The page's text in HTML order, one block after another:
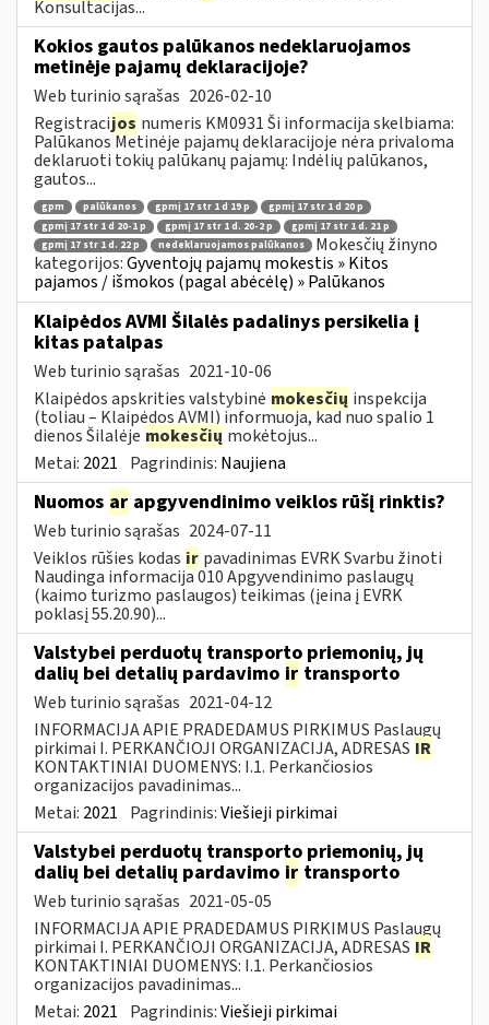
Konsultacijas...
Kokios gautos palūkanos nedeklaruojamos
metinėje pajamų deklaracijoje?
Web turinio sąrašas 2026-02-10
Registracijos numeris KM0931 Ši informacija skelbiama:
Palūkanos Metinėje pajamų deklaracijoje nėra privaloma
deklaruoti tokių palūkanų pajamų: Indėlių palūkanos,
gautos...
gpm palūkanos gpmį 17 str 1 d 19 p
gpmį 17 str 1 d 20 p
gpmį 17 str 1 d 20-1 p
gpmį 17 str 1 d. 20-2 p
gpmį 17 str 1 d. 21 p
gpmį 17 str 1 d. 22 p
nedeklaruojamos palūkanos
Mokesčių žinyno
kategorijos:Gyventojų pajamų mokestis » Kitos
pajamos / išmokos (pagal abėcėlę) » Palūkanos
Klaipėdos AVMI Šilalės padalinys persikelia į
kitas patalpas
Web turinio sąrašas 2021-10-06
Klaipėdos apskrities valstybinė mokesčių inspekcija
(toliau – Klaipėdos AVMI) informuoja, kad nuo spalio 1
dienos Šilalėje mokesčių mokėtojus...
Metai: 2021 Pagrindinis: Naujiena
Nuomos ar apgyvendinimo veiklos rūšį rinktis?
Web turinio sąrašas 2024-07-11
Veiklos rūšies kodas ir pavadinimas EVRK Svarbu žinoti
Naudinga informacija 010 Apgyvendinimo paslaugų
(kaimo turizmo paslaugos) teikimas (įeina į EVRK
poklasį 55.20.90)...
Valstybei perduotų transporto priemonių, jų
dalių bei detalių pardavimo ir transporto
Web turinio sąrašas 2021-04-12
INFORMACIJA APIE PRADEDAMUS PIRKIMUS Paslaugų
pirkimai I. PERKANČIOJI ORGANIZACIJA, ADRESAS IR
KONTAKTINIAI DUOMENYS: I.1. Perkančiosios
organizacijos pavadinimas...
Metai: 2021 Pagrindinis:Viešieji pirkimai
Valstybei perduotų transporto priemonių, jų
dalių bei detalių pardavimo ir transporto
Web turinio sąrašas 2021-05-05
INFORMACIJA APIE PRADEDAMUS PIRKIMUS Paslaugų
pirkimai I. PERKANČIOJI ORGANIZACIJA, ADRESAS IR
KONTAKTINIAI DUOMENYS: I.1. Perkančiosios
organizacijos pavadinimas...
Metai: 2021 Pagrindinis:Viešieji pirkimai